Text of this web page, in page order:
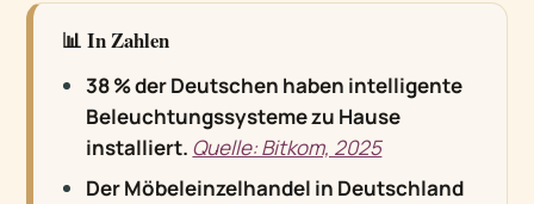
📊 In Zahlen
38 % der Deutschen haben intelligente
Beleuchtungssysteme zu Hause
installiert. Quelle: Bitkom, 2025
Der Möbeleinzelhandel in Deutschland